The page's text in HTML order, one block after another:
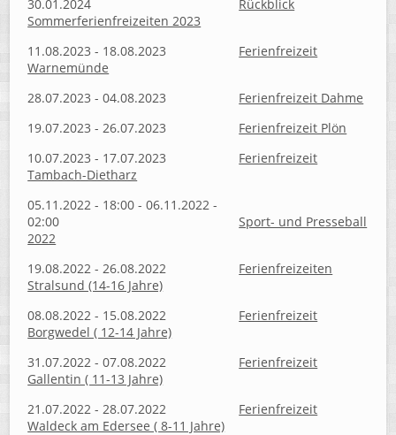
30.01.2024
Rückblick
Sommerferienfreizeiten 2023
11.08.2023 - 18.08.2023
Ferienfreizeit
Warnemünde
28.07.2023 - 04.08.2023
Ferienfreizeit Dahme
19.07.2023 - 26.07.2023
Ferienfreizeit Plön
10.07.2023 - 17.07.2023
Ferienfreizeit
Tambach-Dietharz
05.11.2022 - 18:00 - 06.11.2022 -
02:00
Sport- und Presseball
2022
19.08.2022 - 26.08.2022
Ferienfreizeiten
Stralsund (14-16 Jahre)
08.08.2022 - 15.08.2022
Ferienfreizeit
Borgwedel ( 12-14 Jahre)
31.07.2022 - 07.08.2022
Ferienfreizeit
Gallentin ( 11-13 Jahre)
21.07.2022 - 28.07.2022
Ferienfreizeit
Waldeck am Edersee ( 8-11 Jahre)